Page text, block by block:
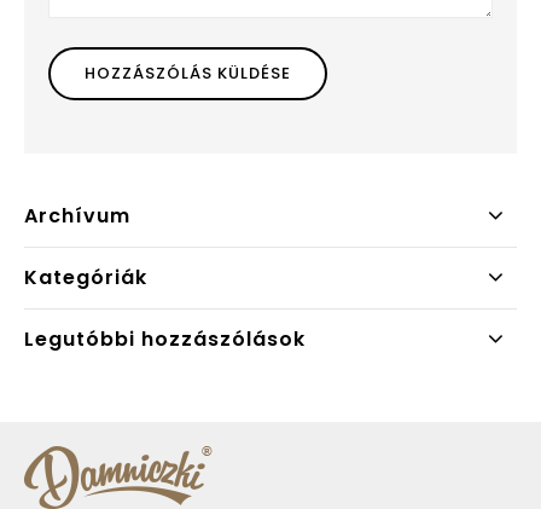
Archívum
Kategóriák
Legutóbbi hozzászólások